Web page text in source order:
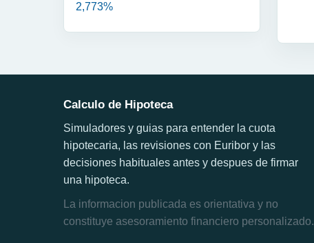
2,773%
Calculo de Hipoteca
Simuladores y guias para entender la cuota
hipotecaria, las revisiones con Euribor y las
decisiones habituales antes y despues de firmar
una hipoteca.
La informacion publicada es orientativa y no
constituye asesoramiento financiero personalizado.